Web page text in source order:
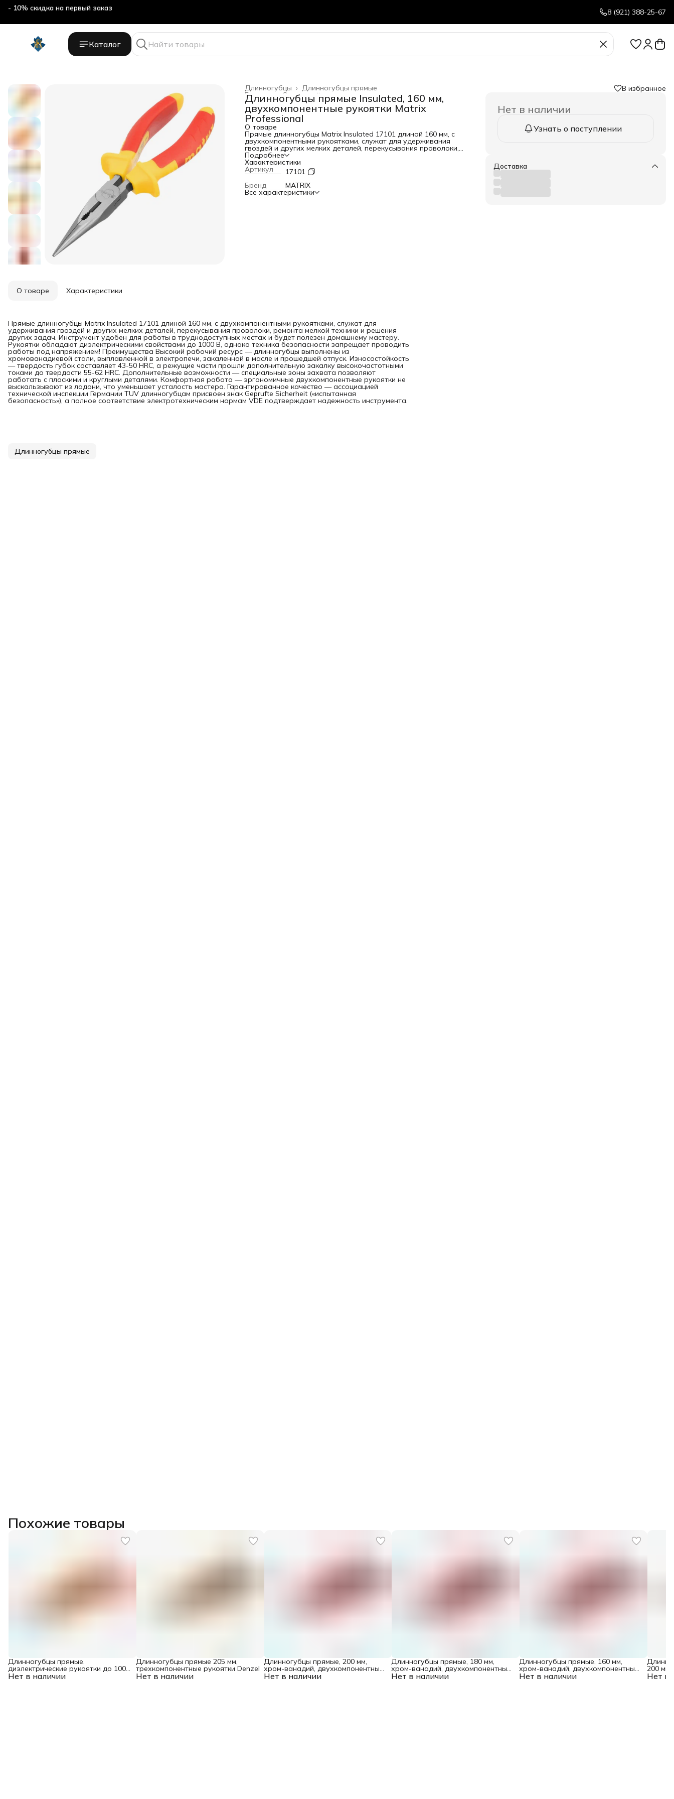
- 10% скидка на первый заказ 8 (921) 388-25-67
Каталог
Длинногубцы прямые
Длинногубцы ›
Слесарный инструмент ›
Главная ›
Длинногубцы прямые Insulated, 160 мм,
двухкомпонентные рукоятки Matrix
Professional
О товаре
Прямые длинногубцы Matrix Insulated 17101 длиной 160 мм, с
двухкомпонентными рукоятками, служат для удерживания
гвоздей и других мелких деталей, перекусывания проволоки,
ремонта мелкой техники и решения других задач. Инструмент
удобен для работы в труднодоступных местах и будет
полезен домашнему мастеру. Рукоятки обладают
диэлектрическими свойствами до 1000 В, однако техника
безопасности запрещает проводить работы под
напряжением! Преимущества Высокий рабочий ресурс —
длинногубцы выполнены из хромованадиевой стали,
Подробнее
Характеристики
Артикул
17101
Бренд
MATRIX
Все характеристики
В избранное
Нет в наличии
Узнать о поступлении
Доставка
О товаре Характеристики
Прямые длинногубцы Matrix Insulated 17101 длиной 160 мм, с двухкомпонентными рукоятками, служат для
удерживания гвоздей и других мелких деталей, перекусывания проволоки, ремонта мелкой техники и решения
других задач. Инструмент удобен для работы в труднодоступных местах и будет полезен домашнему мастеру.
Рукоятки обладают диэлектрическими свойствами до 1000 В, однако техника безопасности запрещает проводить
работы под напряжением! Преимущества Высокий рабочий ресурс — длинногубцы выполнены из
хромованадиевой стали, выплавленной в электропечи, закаленной в масле и прошедшей отпуск. Износостойкость
— твердость губок составляет 43-50 HRC, а режущие части прошли дополнительную закалку высокочастотными
токами до твердости 55-62 HRC. Дополнительные возможности — специальные зоны захвата позволяют
работать с плоскими и круглыми деталями. Комфортная работа — эргономичные двухкомпонентные рукоятки не
выскальзывают из ладони, что уменьшает усталость мастера. Гарантированное качество — ассоциацией
технической инспекции Германии TUV длинногубцам присвоен знак Geprufte Sicherheit («испытанная
безопасность»), а полное соответствие электротехническим нормам VDE подтверждает надежность инструмента.
Длинногубцы прямые
Похожие товары
Нет в наличии
Длинногубцы прямые,
диэлектрические рукоятки до 1000
В, трехкомпонентные рукоятки, Нет в наличии
Длинногубцы прямые 205 мм,
трехкомпонентные рукоятки Denzel
Нет в наличии
Длинногубцы прямые, 200 мм,
хром-ванадий, двухкомпонентные
рукоятки Matrix Нет в наличии
Длинногубцы прямые, 180 мм,
хром-ванадий, двухкомпонентные
рукоятки Matrix Нет в наличии
Длинногубцы прямые, 160 мм,
хром-ванадий, двухкомпонентные
рукоятки Matrix Нет в
200 мм,